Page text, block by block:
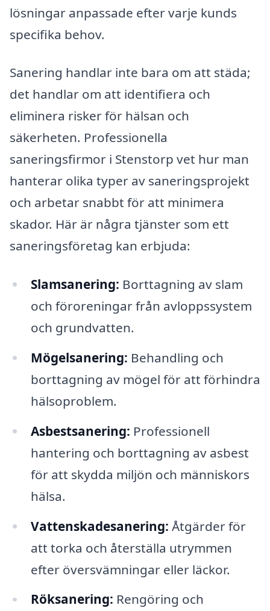
lösningar anpassade efter varje kunds
specifika behov.
Sanering handlar inte bara om att städa;
det handlar om att identifiera och
eliminera risker för hälsan och
säkerheten. Professionella
saneringsfirmor i Stenstorp vet hur man
hanterar olika typer av saneringsprojekt
och arbetar snabbt för att minimera
skador. Här är några tjänster som ett
saneringsföretag kan erbjuda:
Slamsanering: Borttagning av slam
och föroreningar från avloppssystem
och grundvatten.
Mögelsanering: Behandling och
borttagning av mögel för att förhindra
hälsoproblem.
Asbestsanering: Professionell
hantering och borttagning av asbest
för att skydda miljön och människors
hälsa.
Vattenskadesanering: Åtgärder för
att torka och återställa utrymmen
efter översvämningar eller läckor.
Röksanering: Rengöring och